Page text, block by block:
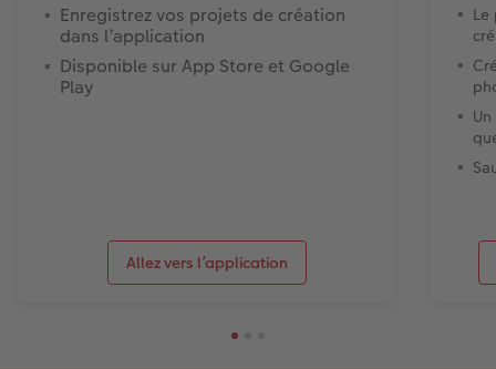
Enregistrez vos projets de création
dans l’application
Disponible sur App Store et Google
Play
Allez vers l’application
Le